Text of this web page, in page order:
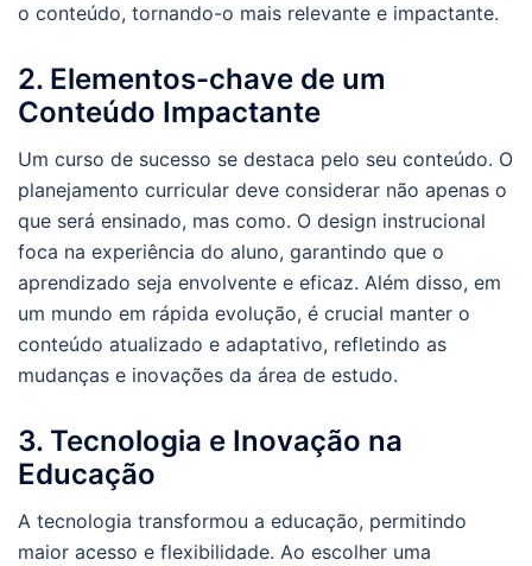
o conteúdo, tornando-o mais relevante e impactante.
2. Elementos-chave de um
Conteúdo Impactante
Um curso de sucesso se destaca pelo seu conteúdo. O
planejamento curricular deve considerar não apenas o
que será ensinado, mas como. O design instrucional
foca na experiência do aluno, garantindo que o
aprendizado seja envolvente e eficaz. Além disso, em
um mundo em rápida evolução, é crucial manter o
conteúdo atualizado e adaptativo, refletindo as
mudanças e inovações da área de estudo.
3. Tecnologia e Inovação na
Educação
A tecnologia transformou a educação, permitindo
maior acesso e flexibilidade. Ao escolher uma